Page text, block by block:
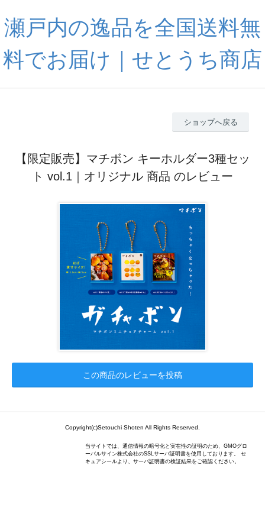
瀬戸内の逸品を全国送料無
料でお届け｜せとうち商店
ショップへ戻る
【限定販売】マチボン キーホルダー3種セッ
ト vol.1｜オリジナル 商品 のレビュー
この商品のレビューを投稿
Copyright(c)Setouchi Shoten All Rights Reserved.
当サイトでは、通信情報の暗号化と実在性の証明のため、GMOグロ
ーバルサイン株式会社のSSLサーバ証明書を使用しております。 セ
キュアシールより、サーバ証明書の検証結果をご確認ください。